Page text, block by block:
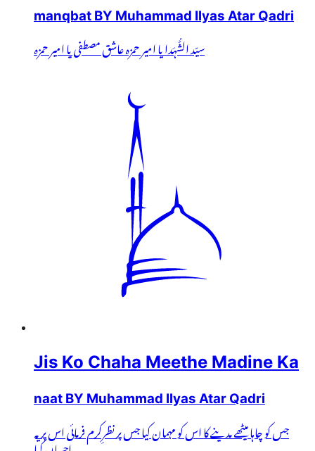
manqbat BY Muhammad Ilyas Atar Qadri
سیّد الشُّہَدا یا امیر حمزہ عاشق مصطفی یا امیر حمزہ
Jis Ko Chaha Meethe Madine Ka
naat BY Muhammad Ilyas Atar Qadri
جس کو چاہا میٹھے مدینے کا اس کو مہمان کیا جس پر نظرِکرم فرمائی اس پر یہ